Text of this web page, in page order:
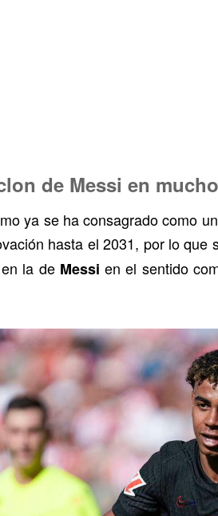
de Messi en
ya se ha consagrado como
hasta el 2031, por lo que
la de Messien el sentido